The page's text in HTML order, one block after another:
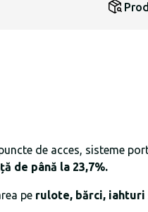
de acces, sisteme
de până la 23,7%.
pe rulote, bărci, iahturi